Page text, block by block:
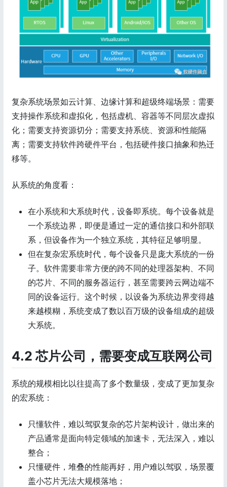
复杂系统场景如云计算、边缘计算和超级终端场景：需要
支持操作系统和虚拟化，包括虚机、容器等不同层次虚拟
化；需要支持资源切分；需要支持系统、资源和性能隔
离；需要支持软件跨硬件平台，包括硬件接口抽象和热迁
移等。
从系统的角度看：
在小系统和大系统时代，设备即系统。每个设备就是
一个系统边界，即便是通过一定的通信接口和外部联
系，但设备作为一个独立系统，其特征足够明显。
但在复杂宏系统时代，每个设备只是庞大系统的一份
子。软件需要非常方便的跨不同的处理器架构、不同
的芯片、不同的服务器运行，甚至需要跨云网边端不
同的设备运行。这个时候，以设备为系统边界变得越
来越模糊，系统变成了数以百万级的设备组成的超级
大系统。
4.2 芯片公司，需要变成互联网公司
系统的规模相比以往提高了多个数量级，变成了更加复杂
的宏系统：
只懂软件，难以驾驭复杂的芯片架构设计，做出来的
产品通常是面向特定领域的加速卡，无法深入，难以
整合；
只懂硬件，堆叠的性能再好，用户难以驾驭，场景覆
盖小芯片无法大规模落地；